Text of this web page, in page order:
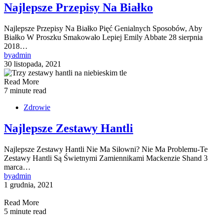
Najlepsze Przepisy Na Białko
Najlepsze Przepisy Na Białko Pięć Genialnych Sposobów, Aby
Białko W Proszku Smakowało Lepiej Emily Abbate 28 sierpnia
2018…
byadmin
30 listopada, 2021
Read More
7 minute read
Zdrowie
Najlepsze Zestawy Hantli
Najlepsze Zestawy Hantli Nie Ma Siłowni? Nie Ma Problemu-Te
Zestawy Hantli Są Świetnymi Zamiennikami Mackenzie Shand 3
marca…
byadmin
1 grudnia, 2021
Read More
5 minute read